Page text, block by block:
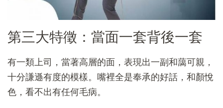
第三大特徵：當面一套背後一套
有一類上司，當著高層的面，表現出一副和藹可親，
十分謙遜有度的模樣。嘴裡全是奉承的好話，和顏悅
色，看不出有任何毛病。